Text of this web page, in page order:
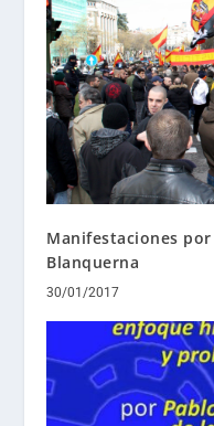
Manifestaciones
Blanquerna
30/01/2017